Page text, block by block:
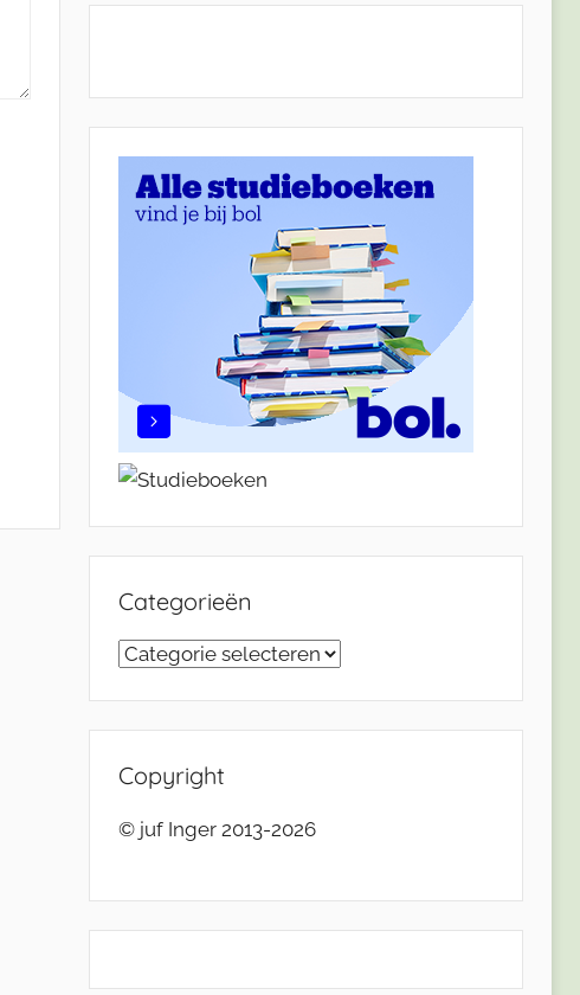
Categorieën
Categorieën
Copyright
© juf Inger 2013-2026